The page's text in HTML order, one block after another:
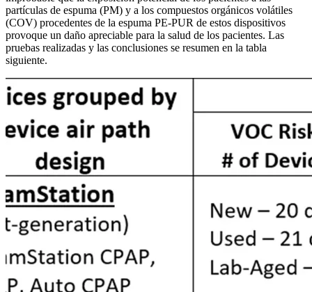
partículas de espuma (PM) y a los compuestos orgánicos volátiles
(COV) procedentes de la espuma PE-PUR de estos dispositivos
provoque un daño apreciable para la salud de los pacientes. Las
pruebas realizadas y las conclusiones se resumen en la tabla
siguiente.